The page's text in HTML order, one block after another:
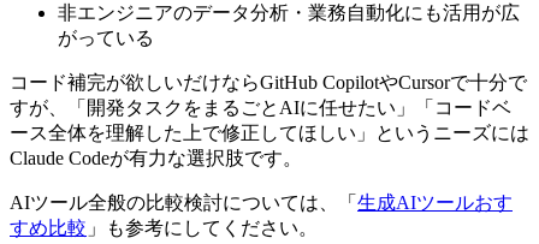
非エンジニアのデータ分析・業務自動化にも活用が広
がっている
コード補完が欲しいだけならGitHub CopilotやCursorで十分で
すが、「開発タスクをまるごとAIに任せたい」「コードベ
ース全体を理解した上で修正してほしい」というニーズには
Claude Codeが有力な選択肢です。
AIツール全般の比較検討については、「 生成AIツールおす
すめ比較 」も参考にしてください。